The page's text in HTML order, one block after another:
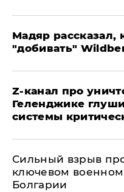
Мадяр рассказал,
"добивать"
Z-канал про
Геленджике
системы
Сильный взрыв
ключевом военном
Болгарии